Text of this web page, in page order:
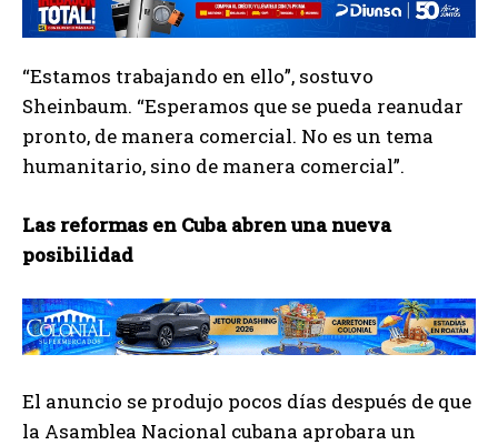
“Estamos trabajando en ello”, sostuvo
Sheinbaum. “Esperamos que se pueda reanudar
pronto, de manera comercial. No es un tema
humanitario, sino de manera comercial”.
Las reformas en Cuba abren una nueva
posibilidad
El anuncio se produjo pocos días después de que
la Asamblea Nacional cubana aprobara un